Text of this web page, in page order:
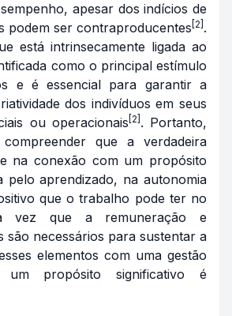
apesar dos indícios de
podem ser contraproducentes [2] .
está intrinsecamente ligada ao
como o principal estímulo
e é essencial para garantir a
dos indivíduos em seus
ou operacionais [2] . Portanto,
que a verdadeira
na conexão com um propósito
pelo aprendizado, na autonomia
que o trabalho pode ter no
vez que a remuneração e
são necessários para sustentar a
elementos com uma gestão
um propósito significativo é